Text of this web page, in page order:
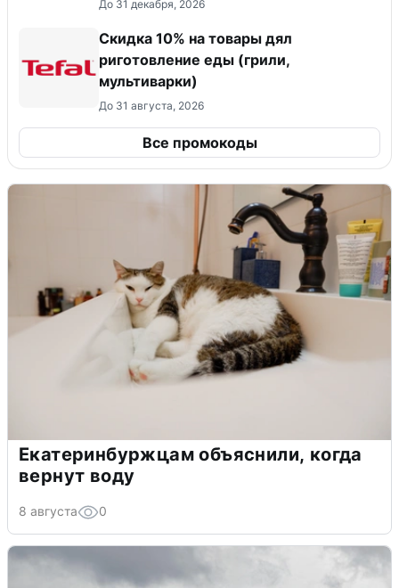
До 31 декабря, 2026
Скидка 10% на товары дял
риготовление еды (грили,
мультиварки)
До 31 августа, 2026
Все промокоды
Екатеринбуржцам объяснили, когда
вернут воду
8 августа 0